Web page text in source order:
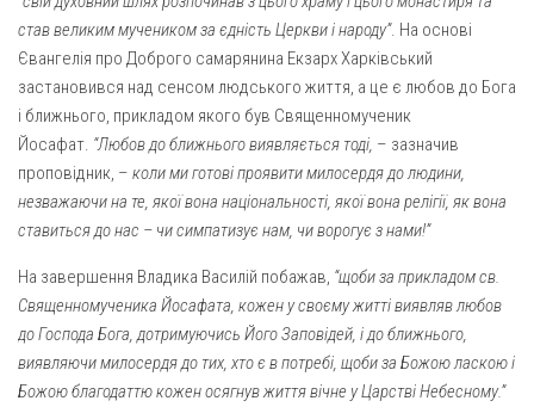
Успіння Пресвятої Богородиці (м. Лубни)
Парохії Сумської області
Введення в храм Богородиці (м. Суми)
Матері Божої Неустанної Помочі (м. Охтирка)
Монастирі
Свято-Покровський монастир оо Василіян
Свято-Івано-Павлівський монастир сестер Згромадження
Св. Йосифа ОПДМ
Монастир сестер милосердя Св. Вінкентія. Дім Милосердя
Монастир Успення Пресвятої Богородиці Сестер Чину
Святого Василія Великого
став великим мучеником за єдність Церкви і народу”. На основі
Євангелія про Доброго самарянина Екзарх Харківський
застановився над сенсом людського життя, а це є любов до Бога
і ближнього, прикладом якого був Священномученик
Йосафат. “Любов до ближнього виявляється тоді, – зазначив
проповідник, – коли ми готові проявити милосердя до людини,
незважаючина те, якої вона національності, якої вона релігії, як вона
ставиться до нас – чи симпатизує нам, чи ворогує з нами!”
На завершення Владика Василій побажав, “щоби за прикладом св.
Священномученика Йосафата, кожен у своєму житті виявляв любов
до Господа Бога, дотримуючись Його Заповідей, і до ближнього,
виявляючи милосердя до тих, хто є в потребі, щоби за Божою ласкою і
Божою благодаттю кожен осягнув життя вічне у Царстві Небесному.”